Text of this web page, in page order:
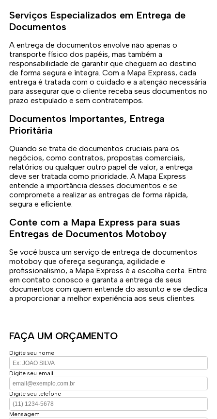
Serviços Especializados em Entrega de
Documentos
A entrega de documentos envolve não apenas o
transporte físico dos papéis, mas também a
responsabilidade de garantir que cheguem ao destino
de forma segura e íntegra. Com a Mapa Express, cada
entrega é tratada com o cuidado e a atenção necessária
para assegurar que o cliente receba seus documentos no
prazo estipulado e sem contratempos.
Documentos Importantes, Entrega
Prioritária
Quando se trata de documentos cruciais para os
negócios, como contratos, propostas comerciais,
relatórios ou qualquer outro papel de valor, a entrega
deve ser tratada como prioridade. A Mapa Express
entende a importância desses documentos e se
compromete a realizar as entregas de forma rápida,
segura e eficiente.
Conte com a Mapa Express para suas
Entregas de Documentos Motoboy
Se você busca um serviço de entrega de documentos
motoboy que ofereça segurança, agilidade e
profissionalismo, a Mapa Express é a escolha certa. Entre
em contato conosco e garanta a entrega de seus
documentos com quem entende do assunto e se dedica
a proporcionar a melhor experiência aos seus clientes.
FAÇA UM ORÇAMENTO
Digite seu nome
Digite seu email
Digite seu telefone
Mensagem